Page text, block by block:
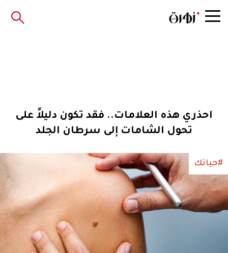
احذري هذه العلامات.. فقد تكون دليلاً على
تحول الشامات إلى سرطان الجلد
#حياتك